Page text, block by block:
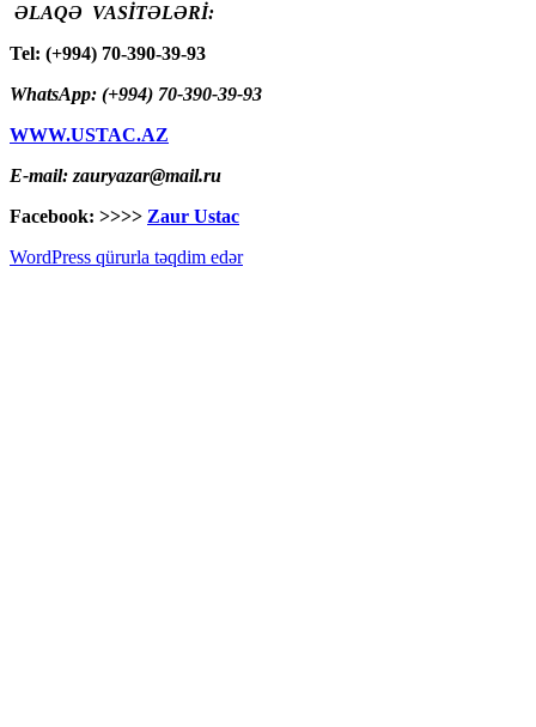
ƏLAQƏ VASİTƏLƏRİ:
Tel: (+994) 70-390-39-93
WhatsApp: (+994) 70-390-39-93
WWW.USTAC.AZ
E-mail: zauryazar@mail.ru
Facebook: >>>> Zaur Ustac
WordPress qürurla təqdim edər